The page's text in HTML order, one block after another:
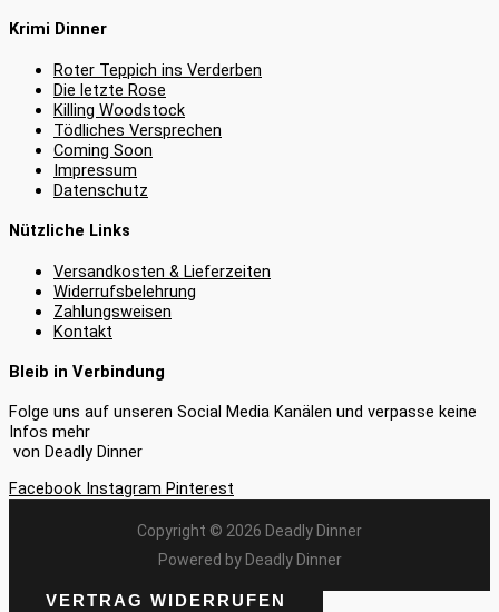
Krimi Dinner
Roter Teppich ins Verderben
Die letzte Rose
Killing Woodstock
Tödliches Versprechen
Coming Soon
Impressum
Datenschutz
Nützliche Links
Versandkosten & Lieferzeiten
Widerrufsbelehrung
Zahlungsweisen
Kontakt
Bleib in Verbindung
Folge uns auf unseren Social Media Kanälen und verpasse keine
Infos mehr
von Deadly Dinner
Facebook Instagram Pinterest
Copyright © 2026 Deadly Dinner
Powered by Deadly Dinner
VERTRAG WIDERRUFEN